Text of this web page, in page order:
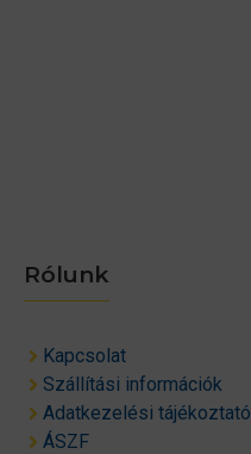
Rólunk
Kapcsolat
Szállítási információk
Adatkezelési tájékoztató
ÁSZF